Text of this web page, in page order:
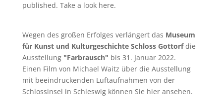
published. Take a look here.
Wegen des großen Erfolges verlängert das Museum
für Kunst und Kulturgeschichte Schloss Gottorfdie
Ausstellung "Farbrausch" bis 31. Januar 2022.
Einen Film von Michael Waitz über die Ausstellung
mit beeindruckenden Luftaufnahmen von der
Schlossinsel in Schleswig können Sie hieransehen.